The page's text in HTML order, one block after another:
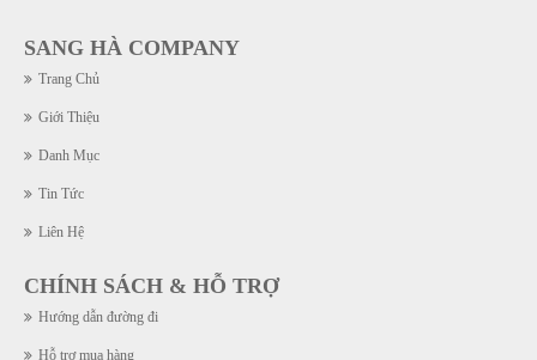
SANG HÀ COMPANY
Trang Chủ
Giới Thiệu
Danh Mục
Tin Tức
Liên Hệ
CHÍNH SÁCH & HỖ TRỢ
Hướng dẫn đường đi
Hỗ trợ mua hàng